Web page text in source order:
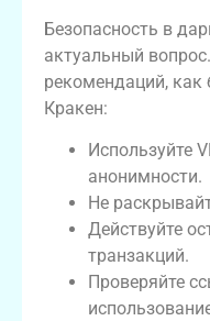
Безопасность в
актуальный
рекомендаций, как
Кракен:
Используйте
анонимности.
Не
Действуйте
транзакций.
Проверяйте